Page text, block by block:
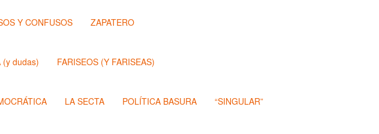
Y CONFUSOS ZAPATERO
(y dudas) FARISEOS (Y FARISEAS)
LA SECTA POLÍTICA BASURA “SINGULAR”